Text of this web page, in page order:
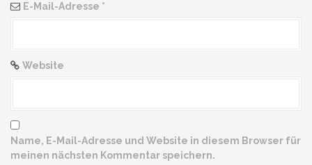
E-Mail-Adresse *
Website
Name, E-Mail-Adresse und Website in diesem Browser für
meinen nächsten Kommentar speichern.